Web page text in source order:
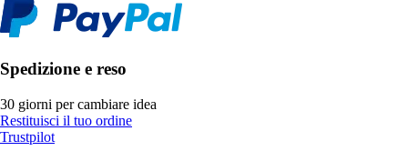
Spedizione e reso
30 giorni per cambiare idea
Restituisci il tuo ordine
Trustpilot